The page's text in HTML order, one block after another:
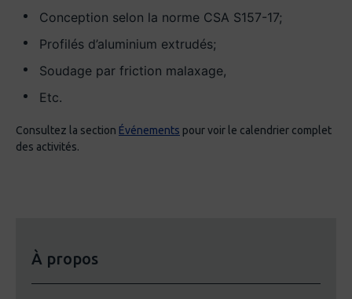
Conception selon la norme CSA S157-17;
Profilés d’aluminium extrudés;
Soudage par friction malaxage,
Etc.
Consultez la section Événements pour voir le calendrier complet
des activités.
À propos